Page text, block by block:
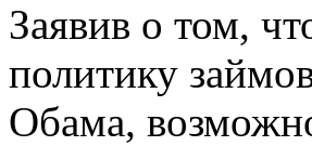
Заявив о том,
политику
Обама,